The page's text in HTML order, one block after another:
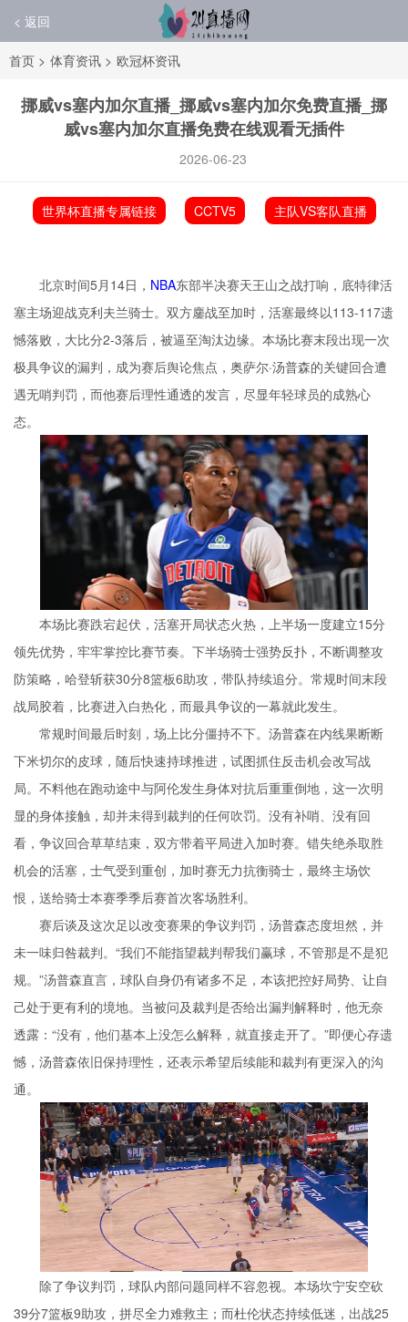
< 返回
首页 > 体育资讯 > 欧冠杯资讯
挪威vs塞内加尔直播_挪威vs塞内加尔免费直播_挪
威vs塞内加尔直播免费在线观看无插件
2026-06-23
世界杯直播专属链接 CCTV5 主队VS客队直播
北京时间5月14日， NBA东部半决赛天王山之战打响，底特律活
塞主场迎战克利夫兰骑士。双方鏖战至加时，活塞最终以113-117遗
憾落败，大比分2-3落后，被逼至淘汰边缘。本场比赛末段出现一次
极具争议的漏判，成为赛后舆论焦点，奥萨尔·汤普森的关键回合遭
遇无哨判罚，而他赛后理性通透的发言，尽显年轻球员的成熟心
态。
本场比赛跌宕起伏，活塞开局状态火热，上半场一度建立15分
领先优势，牢牢掌控比赛节奏。下半场骑士强势反扑，不断调整攻
防策略，哈登斩获30分8篮板6助攻，带队持续追分。常规时间末段
战局胶着，比赛进入白热化，而最具争议的一幕就此发生。
常规时间最后时刻，场上比分僵持不下。汤普森在内线果断断
下米切尔的皮球，随后快速持球推进，试图抓住反击机会改写战
局。不料他在跑动途中与阿伦发生身体对抗后重重倒地，这一次明
显的身体接触，却并未得到裁判的任何吹罚。没有补哨、没有回
看，争议回合草草结束，双方带着平局进入加时赛。错失绝杀取胜
机会的活塞，士气受到重创，加时赛无力抗衡骑士，最终主场饮
恨，送给骑士本赛季季后赛首次客场胜利。
赛后谈及这次足以改变赛果的争议判罚，汤普森态度坦然，并
未一味归咎裁判。“我们不能指望裁判帮我们赢球，不管那是不是犯
规。”汤普森直言，球队自身仍有诸多不足，本该把控好局势、让自
己处于更有利的境地。当被问及裁判是否给出漏判解释时，他无奈
透露：“没有，他们基本上没怎么解释，就直接走开了。”即便心存遗
憾，汤普森依旧保持理性，还表示希望后续能和裁判有更深入的沟
通。
除了争议判罚，球队内部问题同样不容忽视。本场坎宁安空砍
39分7篮板9助攻，拼尽全力难救主；而杜伦状态持续低迷，出战25